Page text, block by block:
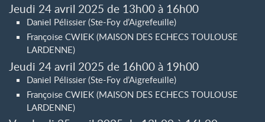
Jeudi 24 avril 2025 de 13h00 à 16h00
Daniel Pélissier (Ste-Foy d’Aigrefeuille)
Françoise CWIEK (MAISON DES ECHECS TOULOUSE
LARDENNE)
Jeudi 24 avril 2025 de 16h00 à 19h00
Daniel Pélissier (Ste-Foy d’Aigrefeuille)
Françoise CWIEK (MAISON DES ECHECS TOULOUSE
LARDENNE)